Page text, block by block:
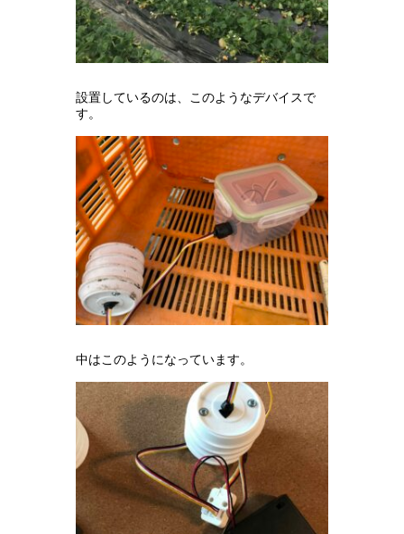
設置しているのは、このようなデバイスで
す。
中はこのようになっています。